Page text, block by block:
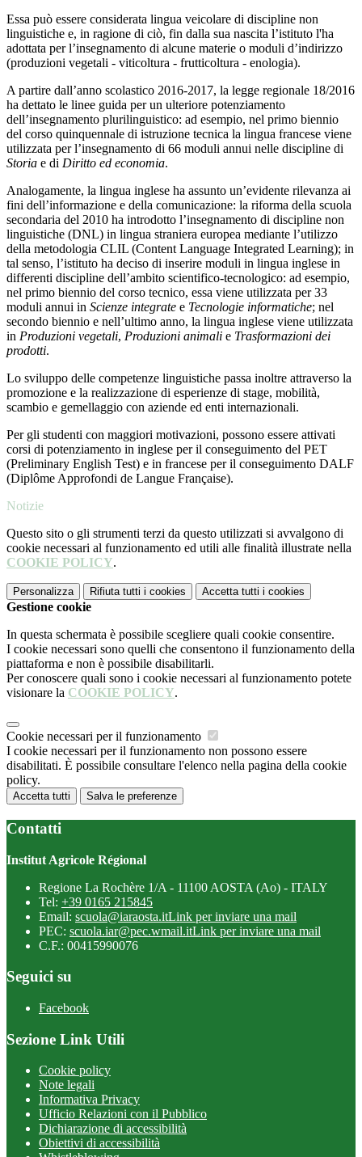
Essa può essere considerata lingua veicolare di discipline non
linguistiche e, in ragione di ciò, fin dalla sua nascita l’istituto l'ha
adottata per l’insegnamento di alcune materie o moduli d’indirizzo
(produzioni vegetali - viticoltura - frutticoltura - enologia).
A partire dall’anno scolastico 2016-2017, la legge regionale 18/2016
ha dettato le linee guida per un ulteriore potenziamento
dell’insegnamento plurilinguistico: ad esempio, nel primo biennio
del corso quinquennale di istruzione tecnica la lingua francese viene
utilizzata per l’insegnamento di 66 moduli annui nelle discipline di
Storia e di Diritto ed economia.
Analogamente, la lingua inglese ha assunto un’evidente rilevanza ai
fini dell’informazione e della comunicazione: la riforma della scuola
secondaria del 2010 ha introdotto l’insegnamento di discipline non
linguistiche (DNL) in lingua straniera europea mediante l’utilizzo
della metodologia CLIL (Content Language Integrated Learning); in
tal senso, l’istituto ha deciso di inserire moduli in lingua inglese in
differenti discipline dell’ambito scientifico-tecnologico: ad esempio,
nel primo biennio del corso tecnico, essa viene utilizzata per 33
moduli annui in Scienze integrate e Tecnologie informatiche; nel
secondo biennio e nell’ultimo anno, la lingua inglese viene utilizzata
in Produzioni vegetali, Produzioni animali e Trasformazioni dei
prodotti.
Lo sviluppo delle competenze linguistiche passa inoltre attraverso la
promozione e la realizzazione di esperienze di stage, mobilità,
scambio e gemellaggio con aziende ed enti internazionali.
Per gli studenti con maggiori motivazioni, possono essere attivati
corsi di potenziamento in inglese per il conseguimento del PET
(Preliminary English Test) e in francese per il conseguimento DALF
(Diplôme Approfondi de Langue Française).
Notizie
Questo sito o gli strumenti terzi da questo utilizzati si avvalgono di
cookie necessari al funzionamento ed utili alle finalità illustrate nella
COOKIE POLICY.
Personalizza Rifiuta tutti i cookies Accetta tutti i cookies
Gestione cookie
In questa schermata è possibile scegliere quali cookie consentire.
I cookie necessari sono quelli che consentono il funzionamento della
piattaforma e non è possibile disabilitarli.
Per conoscere quali sono i cookie necessari al funzionamento potete
visionare la COOKIE POLICY.
Cookie necessari per il funzionamento
I cookie necessari per il funzionamento non possono essere
disabilitati. È possibile consultare l'elenco nella pagina della cookie
policy.
Accetta tutti Salva le preferenze
Contatti
Institut Agricole Régional
Regione La Rochère 1/A - 11100 AOSTA (Ao) - ITALY
Tel: +39 0165 215845
Email: scuola@iaraosta.itLink per inviare una mail
PEC: scuola.iar@pec.wmail.itLink per inviare una mail
C.F.: 00415990076
Seguici su
Facebook
Sezione Link Utili
Cookie policy
Note legali
Informativa Privacy
Ufficio Relazioni con il Pubblico
Dichiarazione di accessibilità
Obiettivi di accessibilità